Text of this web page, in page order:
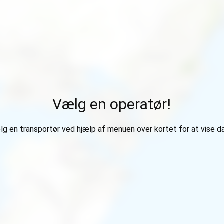
Vælg en operatør!
en transportør ved hjælp af menuen over kortet for at vise